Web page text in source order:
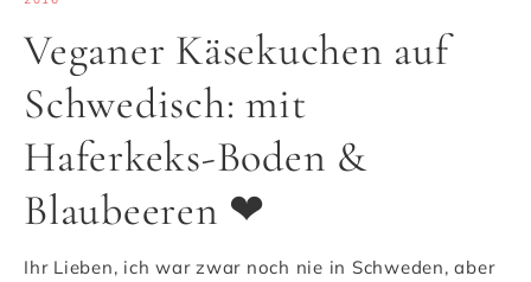
Veganer Käsekuchen auf
Schwedisch: mit
Haferkeks-Boden &
Blaubeeren ❤
Ihr Lieben, ich war zwar noch nie in Schweden, aber